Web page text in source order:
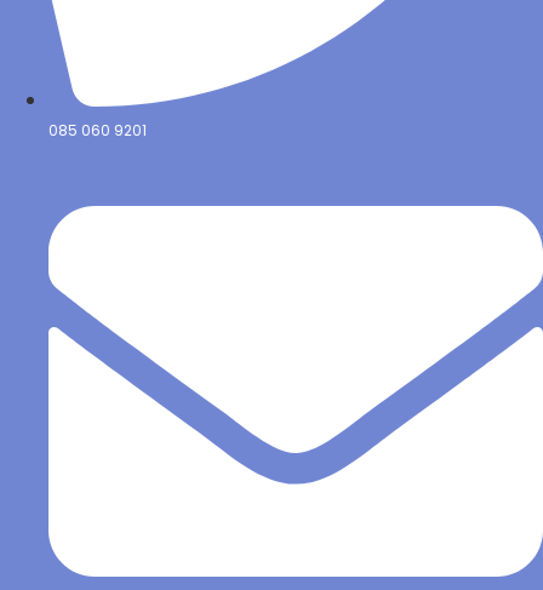
085 060 9201